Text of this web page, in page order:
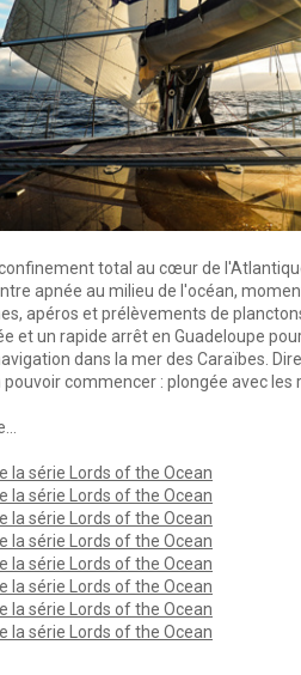
total au cœur de
apnée au milieu de l'océan,
apéros et prélèvements de
et un rapide arrêt en Guadeloupe
dans la mer des Caraïbes.
commencer : plongée avec les
la série Lords of the Ocean
la série Lords of the Ocean
la série Lords of the Ocean
la série Lords of the Ocean
la série Lords of the Ocean
la série Lords of the Ocean
la série Lords of the Ocean
la série Lords of the Ocean